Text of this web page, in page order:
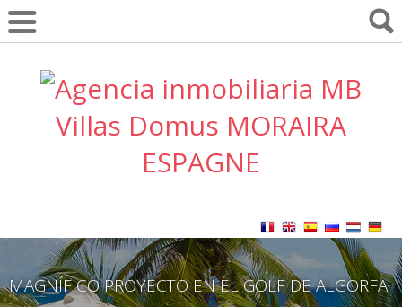
MAGNÍFICO PROYECTO EN EL GOLF DE ALGORFA